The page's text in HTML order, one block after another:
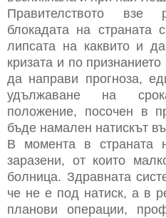
Правителството
блокадата на
липсата на каквито и
кризата и по
да направи прогноза,
удължаване на
положение, посочен в
бъде намален натискът
В момента в страната
заразени, от които
болница. Здравната
че не е под натиск, а в
планови операции,